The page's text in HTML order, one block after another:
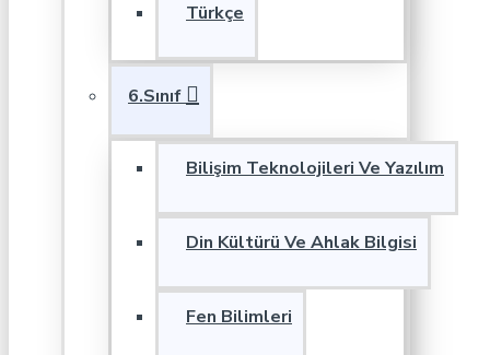
Türkçe
6.Sınıf
Bilişim Teknolojileri Ve Yazılım
Din Kültürü Ve Ahlak Bilgisi
Fen Bilimleri